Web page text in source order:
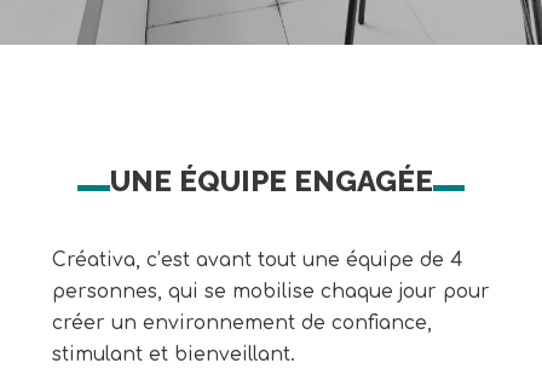
UNE ÉQUIPE ENGAGÉE
Créativa, c’est avant tout une équipe de 4
personnes, qui se mobilise chaque jour pour
créer un environnement de confiance,
stimulant et bienveillant.